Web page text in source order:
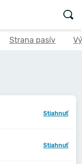
Strana pasív
Stiahnuť
Stiahnuť